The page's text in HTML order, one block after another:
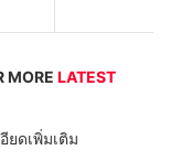
MORE LATEST
ยดเพิ่มเติม